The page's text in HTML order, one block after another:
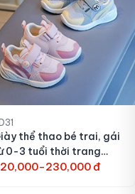
thể thao bé trai, gái
0-3 tuổi thời trang
động230,000 đ